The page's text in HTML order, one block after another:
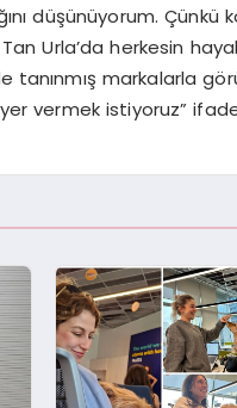
düşünüyorum. Çünkü
Urla’da herkesin
markalarla
vermek istiyoruz”